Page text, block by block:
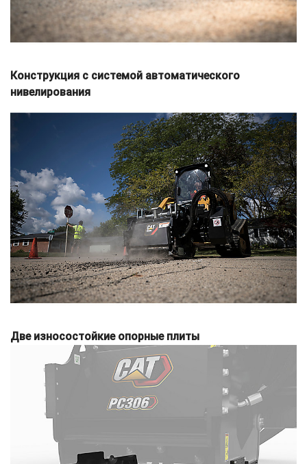
Конструкция с системой автоматического
нивелирования
Две износостойкие опорные плиты